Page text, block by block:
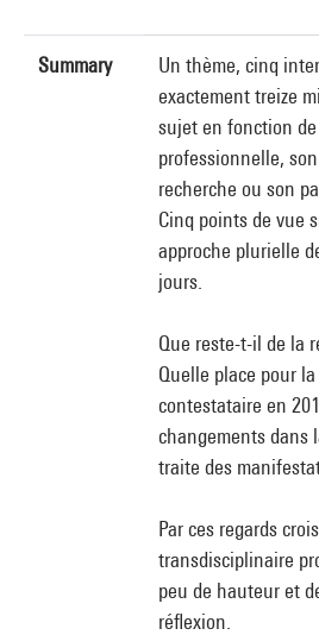
Summary
Un thème, cinq
exactement treize
sujet en fonction
professionnelle,
recherche ou son
Cinq points de vue
approche plurielle
jours.
Que reste-t-il de la
Quelle place pour
contestataire en
changements dans
traite des
Par ces regards
transdisciplinaire
peu de hauteur et
réflexion.